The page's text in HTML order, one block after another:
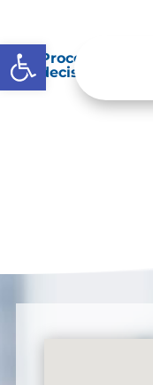
Abrir barra de
decisiones en